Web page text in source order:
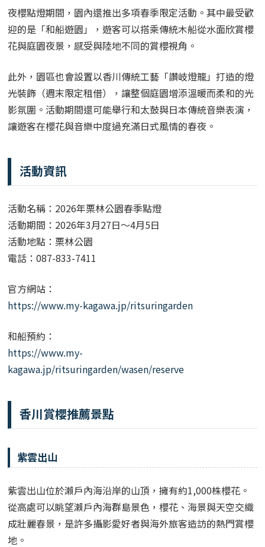
夜櫻點燈期間，園內還推出多項春季限定活動。其中最受歡
迎的是「和船遊園」，遊客可以搭乘傳統木船從水面欣賞櫻
花與庭園夜景，感受與陸地不同的賞櫻視角。
此外，園區也會設置以香川傳統工藝「讚岐燈籠」打造的燈
光裝飾（週末限定租借），讓整個庭園增添溫暖而柔和的光
影氛圍。活動期間還可能舉行和太鼓與日本傳統音樂表演，
讓遊客在櫻花與音樂中度過充滿日式風情的春夜。
活動資訊
活動名稱：2026年栗林公園春季點燈
活動期間：2026年3月27日～4月5日
活動地點：栗林公園
電話：087-833-7411
官方網站：
https://www.my-kagawa.jp/ritsuringarden
和船預約：
https://www.my-
kagawa.jp/ritsuringarden/wasen/reserve
香川賞櫻推薦景點
紫雲出山
紫雲出山位於瀨戶內海沿岸的山頂，擁有約1,000株櫻花。
從高處可以眺望瀨戶內海群島景色，櫻花、海景與天空交織
成壯麗春景，是許多攝影愛好者與海外旅客造訪的熱門賞櫻
地。